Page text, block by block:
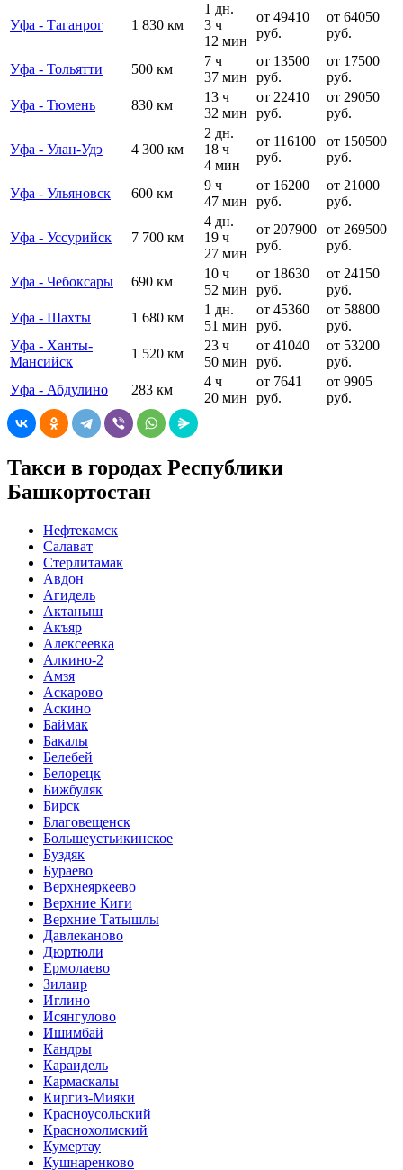
Уфа - Таганрог 1 830 км
1 дн.
3 ч
12 мин
от 49410
руб.
от 64050
руб.
Уфа - Тольятти 500 км
7 ч
37 мин
от 13500
руб.
от 17500
руб.
Уфа - Тюмень
830 км
13 ч
32 мин
от 22410
руб.
от 29050
руб.
Уфа - Улан-Удэ 4 300 км
2 дн.
18 ч
4 мин
от 116100
руб.
от 150500
руб.
Уфа - Ульяновск 600 км
9 ч
47 мин
от 16200
руб.
от 21000
руб.
Уфа - Уссурийск 7 700 км
4 дн.
19 ч
27 мин
от 207900
руб.
от 269500
руб.
Уфа - Чебоксары 690 км
10 ч
52 мин
от 18630
руб.
от 24150
руб.
Уфа - Шахты
1 680 км
1 дн.
51 мин
от 45360
руб.
от 58800
руб.
Уфа - Ханты-
Мансийск
1 520 км
23 ч
50 мин
от 41040
руб.
от 53200
руб.
Уфа - Абдулино
283 км
4 ч
20 мин
от 7641
руб.
от 9905
руб.
Такси в городах Республики
Башкортостан
Нефтекамск
Салават
Стерлитамак
Авдон
Агидель
Актаныш
Акъяр
Алексеевка
Алкино-2
Амзя
Аскарово
Аскино
Баймак
Бакалы
Белебей
Белорецк
Бижбуляк
Бирск
Благовещенск
Большеустьикинское
Буздяк
Бураево
Верхнеяркеево
Верхние Киги
Верхние Татышлы
Давлеканово
Дюртюли
Ермолаево
Зилаир
Иглино
Исянгулово
Ишимбай
Кандры
Караидель
Кармаскалы
Киргиз-Мияки
Красноусольский
Краснохолмский
Кумертау
Кушнаренково